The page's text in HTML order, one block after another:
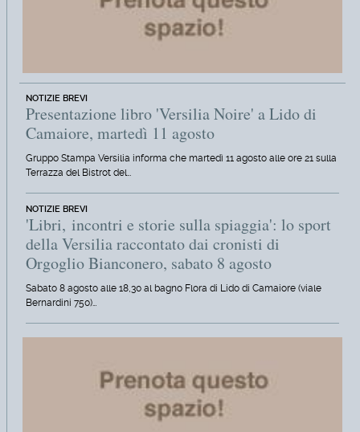
NOTIZIE BREVI
Presentazione libro 'Versilia Noire' a Lido di
Camaiore, martedì 11 agosto
Gruppo Stampa Versilia informa che martedì 11 agosto alle ore 21 sulla
Terrazza del Bistrot del…
NOTIZIE BREVI
'Libri, incontri e storie sulla spiaggia': lo sport
della Versilia raccontato dai cronisti di
Orgoglio Bianconero, sabato 8 agosto
Sabato 8 agosto alle 18,30 al bagno Flora di Lido di Camaiore (viale
Bernardini 750)…